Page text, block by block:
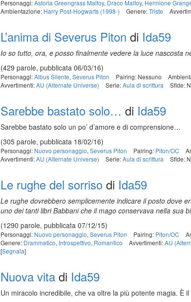
Personaggi:Astoria Greengrass Malfoy, Draco Malfoy, Hermione
Ambientazione: Harry Post-Hogwarts (1998-) Genere:Triste
L’anima di Severus Piton di Ida59
Io so tutto, ora, e posso finalmente vedere la luce nascosta
(429 parole, pubblicata 06/03/16)
Personaggi:Albus Silente, Severus Piton Pairing: Nessuno
Avvertimenti:AU (Alternate Universe) Serie:Aula di scrittura Sfide:
Sarebbe bastato solo… di Ida59
Sarebbe bastato solo un po’ d’amore e di comprensione…
(305 parole, pubblicata 18/02/16)
Personaggi: Nuovo personaggio, Severus Piton Pairing: Piton/OC
Avvertimenti:AU (Alternate Universe) Serie:Aula di scrittura Sfide:
Le rughe del sorriso di Ida59
Le rughe dovrebbero semplicemente indicare il posto dove
uno dei tanti libri Babbani che il mago conservava nella sua
(1290 parole, pubblicata 07/12/15)
Personaggi: Nuovo personaggio, Severus Piton Pairing: Piton/OC
Genere: Drammatico, Introspettivo, Romantico Avvertimenti:AU
[Segnala]
Nuova vita di Ida59
Un miracolo incredibile, che va oltre la più potente magia. È il